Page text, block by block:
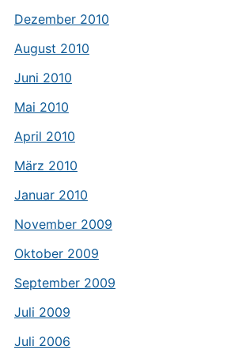
Dezember 2010
August 2010
Juni 2010
Mai 2010
April 2010
März 2010
Januar 2010
November 2009
Oktober 2009
September 2009
Juli 2009
Juli 2006